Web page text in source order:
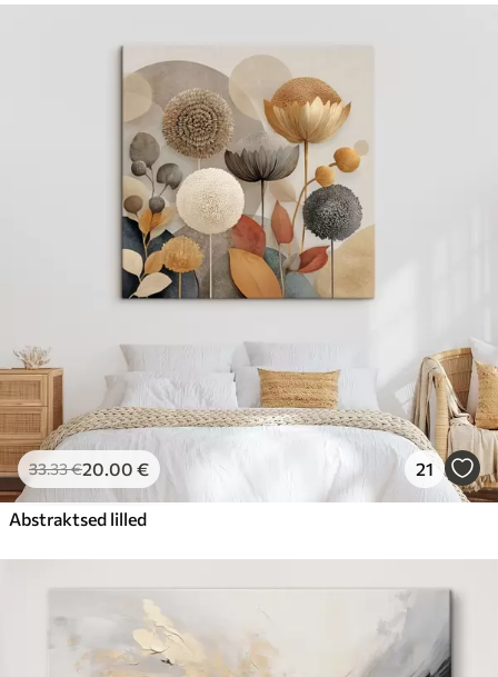
33.33€20.00 € 21
Abstraktsed lilled